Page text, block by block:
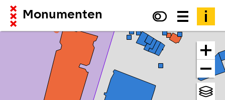
Monumenten